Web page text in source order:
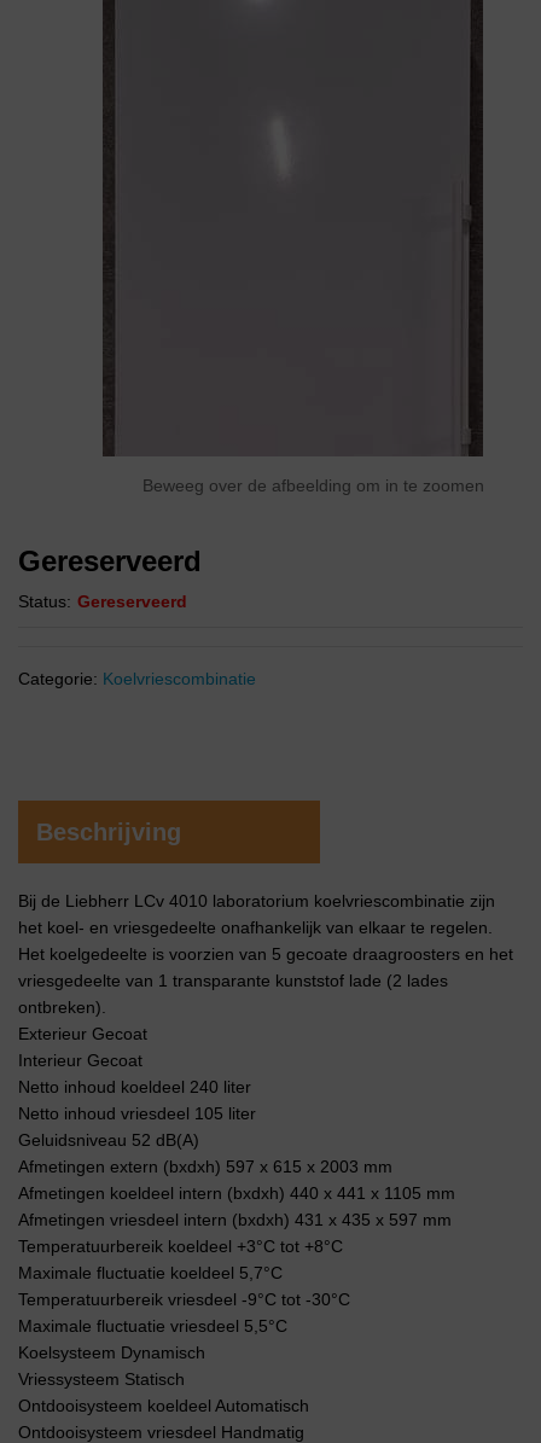
Beweeg over de afbeelding om in te zoomen
Gereserveerd
Status: Gereserveerd
Categorie: Koelvriescombinatie
Beschrijving
Bij de Liebherr LCv 4010 laboratorium koelvriescombinatie zijn
het koel- en vriesgedeelte onafhankelijk van elkaar te regelen.
Het koelgedeelte is voorzien van 5 gecoate draagroosters en het
vriesgedeelte van 1 transparante kunststof lade (2 lades
ontbreken).
Exterieur Gecoat
Interieur Gecoat
Netto inhoud koeldeel 240 liter
Netto inhoud vriesdeel 105 liter
Geluidsniveau 52 dB(A)
Afmetingen extern (bxdxh) 597 x 615 x 2003 mm
Afmetingen koeldeel intern (bxdxh) 440 x 441 x 1105 mm
Afmetingen vriesdeel intern (bxdxh) 431 x 435 x 597 mm
Temperatuurbereik koeldeel +3°C tot +8°C
Maximale fluctuatie koeldeel 5,7°C
Temperatuurbereik vriesdeel -9°C tot -30°C
Maximale fluctuatie vriesdeel 5,5°C
Koelsysteem Dynamisch
Vriessysteem Statisch
Ontdooisysteem koeldeel Automatisch
Ontdooisysteem vriesdeel Handmatig